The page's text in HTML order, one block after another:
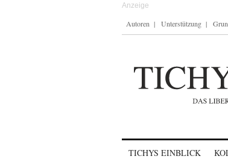
Autoren Unterstützung
TICHYS EINBLICK